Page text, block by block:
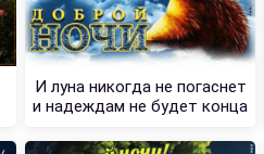
И луна никогда не погаснет
и надеждам не будет конца